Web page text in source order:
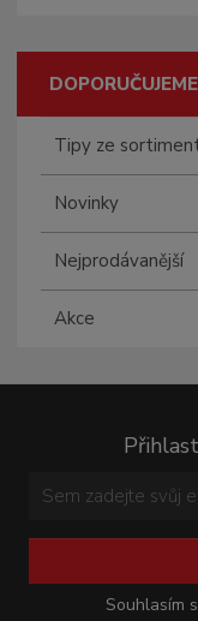
DOPORUČUJEME
Tipy ze
Novinky
Nejprodávanější
Akce
Souhlasím